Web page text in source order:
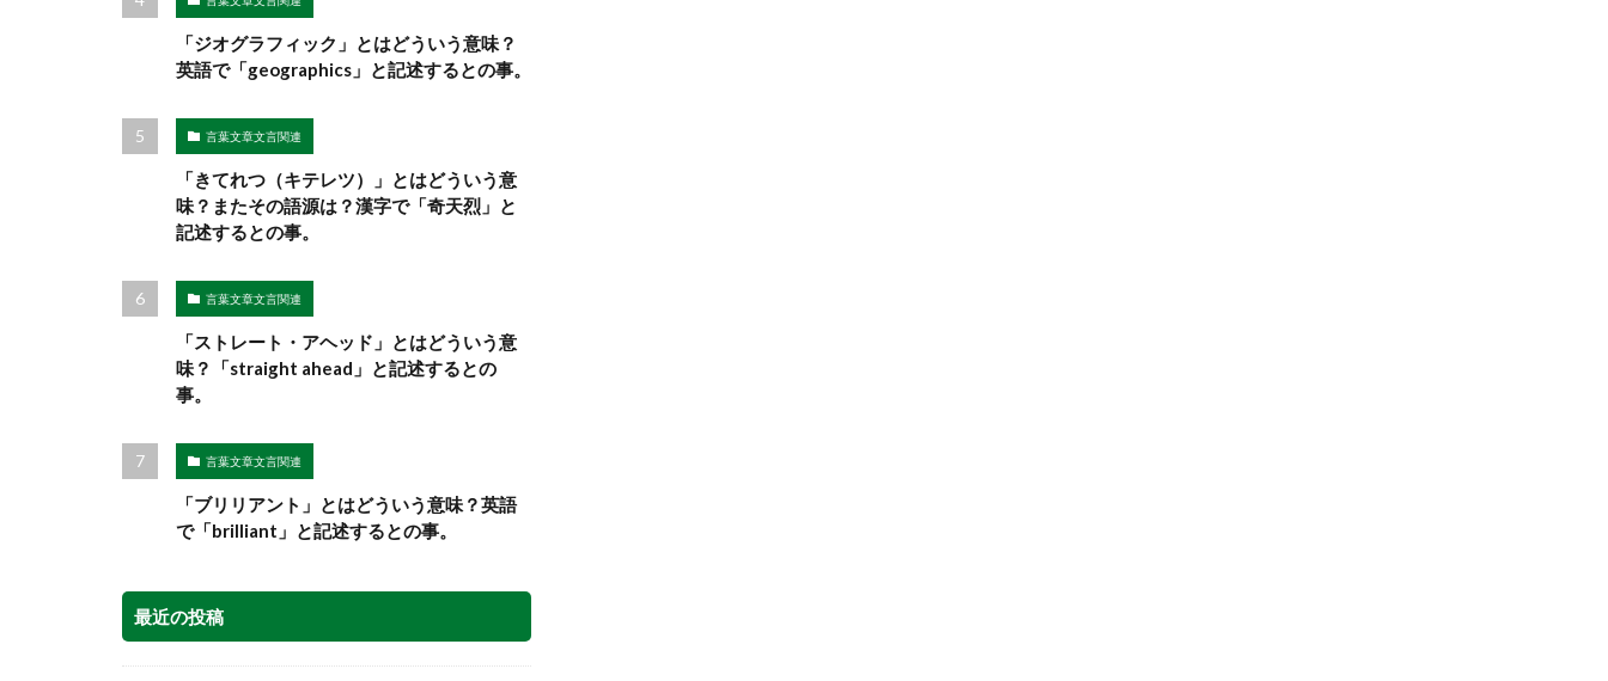
「ジオグラフィック」とはどういう意味？
英語で「geographics」と記述するとの事。
言葉文章文言関連
「きてれつ（キテレツ）」とはどういう意
味？またその語源は？漢字で「奇天烈」と
記述するとの事。
言葉文章文言関連
「ストレート・アヘッド」とはどういう意
味？「straight ahead」と記述するとの
事。
言葉文章文言関連
「ブリリアント」とはどういう意味？英語
で「brilliant」と記述するとの事。
最近の投稿